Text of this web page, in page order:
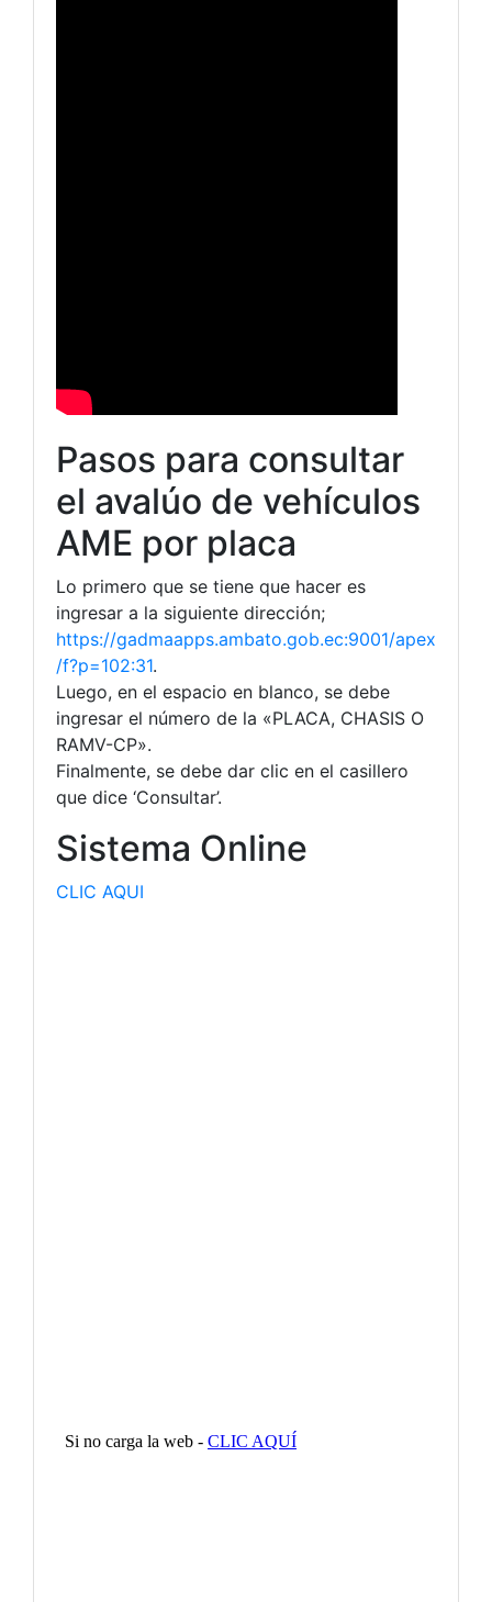
Pasos para consultar
el avalúo de vehículos
AME por placa
Lo primero que se tiene que hacer es
ingresar a la siguiente dirección;
https://gadmaapps.ambato.gob.ec:9001/apex
/f?p=102:31.
Luego, en el espacio en blanco, se debe
ingresar el número de la «PLACA, CHASIS O
RAMV-CP».
Finalmente, se debe dar clic en el casillero
que dice ‘Consultar’.
Sistema Online
CLIC AQUI